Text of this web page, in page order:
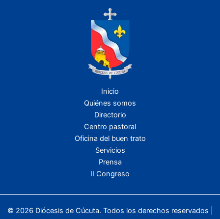
Inicio
Quiénes somos
Directorio
Centro pastoral
Oficina del buen trato
Servicios
Prensa
II Congreso
© 2026 Diócesis de Cúcuta. Todos los derechos reservados |